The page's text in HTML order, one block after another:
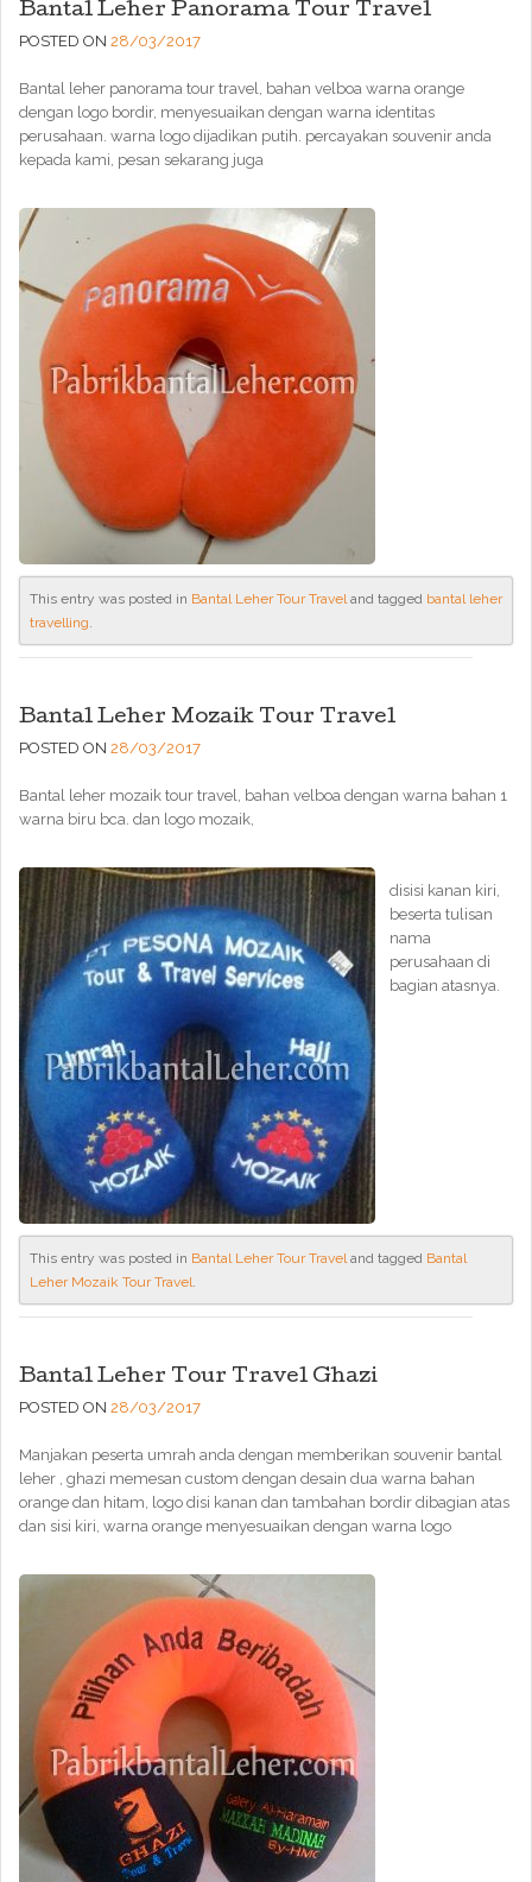
Bantal Leher Panorama Tour Travel
POSTED ON 28/03/2017
Bantal leher panorama tour travel, bahan velboa warna orange
dengan logo bordir, menyesuaikan dengan warna identitas
perusahaan. warna logo dijadikan putih. percayakan souvenir anda
kepada kami, pesan sekarang juga
This entry was posted in Bantal Leher Tour Traveland tagged bantal leher
travelling.
Bantal Leher Mozaik Tour Travel
POSTED ON 28/03/2017
Bantal leher mozaik tour travel, bahan velboa dengan warna bahan 1
warna biru bca. dan logo mozaik,
disisi kanan kiri,
beserta tulisan
nama
perusahaan di
bagian atasnya.
This entry was posted in Bantal Leher Tour Traveland tagged Bantal
Leher Mozaik Tour Travel.
Bantal Leher Tour Travel Ghazi
POSTED ON 28/03/2017
Manjakan peserta umrah anda dengan memberikan souvenir bantal
leher , ghazi memesan custom dengan desain dua warna bahan
orange dan hitam, logo disi kanan dan tambahan bordir dibagian atas
dan sisi kiri, warna orange menyesuaikan dengan warna logo